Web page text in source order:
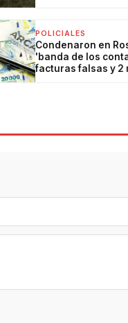
POLICIALES
Condenaron en
'banda de los
facturas falsas y 2